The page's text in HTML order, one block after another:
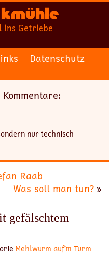
ins Getriebe
Datenschutz
Kommentare:
nur technisch
Raab
Was soll man tun? »
gefälschtem
Mehlwurm auf’m Turm